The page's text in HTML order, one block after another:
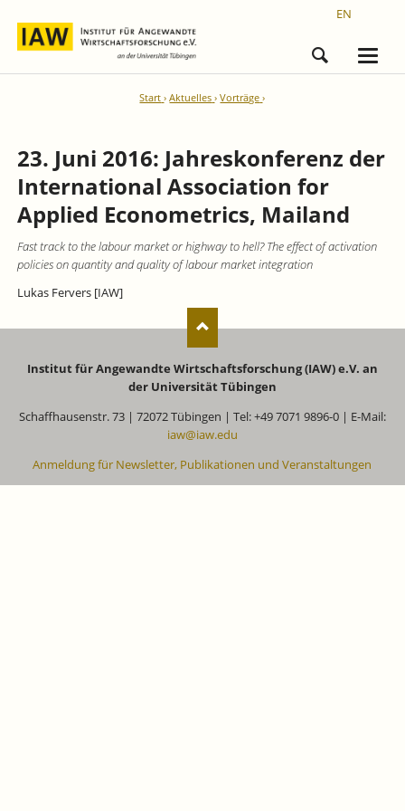
EN
Start Aktuelles Vorträge
23. Juni 2016: Jahreskonferenz der
International Association for
Applied Econometrics, Mailand
Fast track to the labour market or highway to hell? The effect of activation
policies on quantity and quality of labour market integration
Lukas Fervers [IAW]
Institut für Angewandte Wirtschaftsforschung (IAW) e.V. an
der Universität Tübingen
Schaffhausenstr. 73 | 72072 Tübingen | Tel: +49 7071 9896-0 | E-Mail:
iaw@iaw.edu
Anmeldung für Newsletter, Publikationen und Veranstaltungen